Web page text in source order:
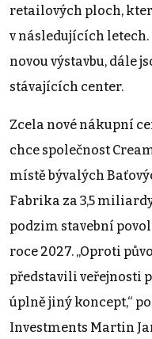
retailových ploch,
v následujících letech.
novou výstavbu, dále
stávajících center.
Zcela nové nákupní
chce společnost
místě bývalých
Fabrika za 3,5
podzim stavební
roce 2027. „Oproti
představili veřejnosti
úplně jiný koncept,“
Investments Martin